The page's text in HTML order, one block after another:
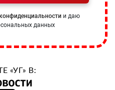
и даю
данных
«УГ» В: